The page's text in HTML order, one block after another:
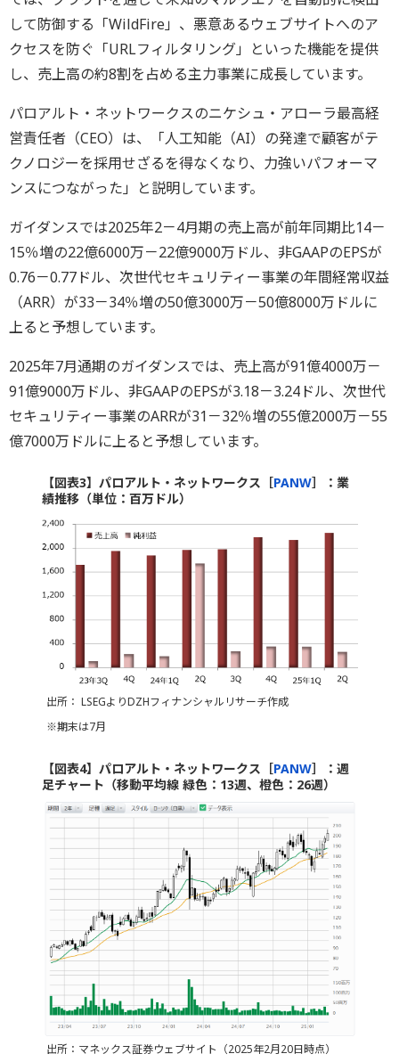
して防御する「WildFire」、悪意あるウェブサイトへのア
クセスを防ぐ「URLフィルタリング」といった機能を提供
し、売上高の約8割を占める主力事業に成長しています。
パロアルト・ネットワークスのニケシュ・アローラ最高経
営責任者（CEO）は、「人工知能（AI）の発達で顧客がテ
クノロジーを採用せざるを得なくなり、力強いパフォーマ
ンスにつながった」と説明しています。
ガイダンスでは2025年2－4月期の売上高が前年同期比14－
15％増の22億6000万－22億9000万ドル、非GAAPのEPSが
0.76－0.77ドル、次世代セキュリティー事業の年間経常収益
（ARR）が33－34％増の50億3000万－50億8000万ドルに
上ると予想しています。
2025年7月通期のガイダンスでは、売上高が91億4000万－
91億9000万ドル、非GAAPのEPSが3.18－3.24ドル、次世代
セキュリティー事業のARRが31－32％増の55億2000万－55
億7000万ドルに上ると予想しています。
【図表3】パロアルト・ネットワークス［PANW］：業
績推移（単位：百万ドル）
出所： LSEGよりDZHフィナンシャルリサーチ作成
※期末は7月
【図表4】パロアルト・ネットワークス［PANW］：週
足チャート（移動平均線 緑色：13週、橙色：26週）
出所：マネックス証券ウェブサイト（2025年2月20日時点）